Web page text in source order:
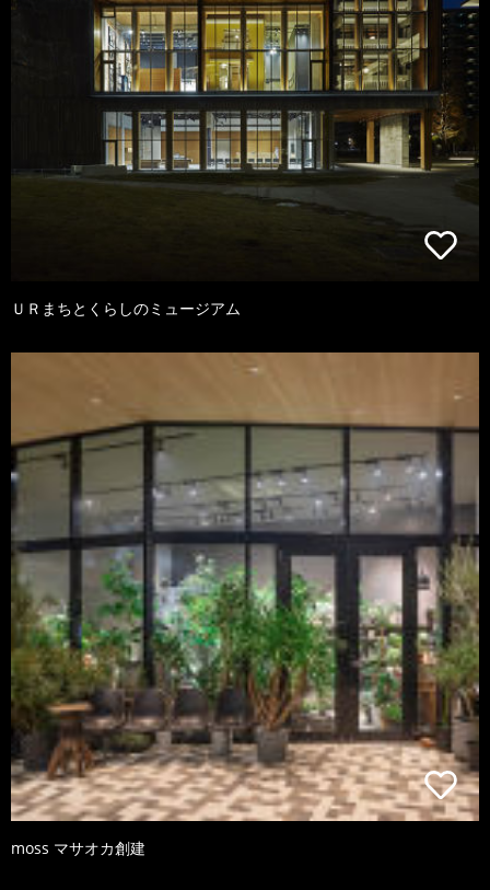
ＵＲまちとくらしのミュージアム
moss マサオカ創建